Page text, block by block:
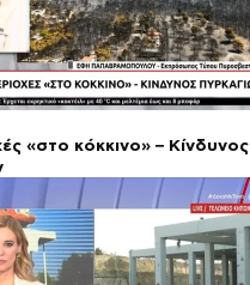
«στο κόκκινο» – Κίνδυνος